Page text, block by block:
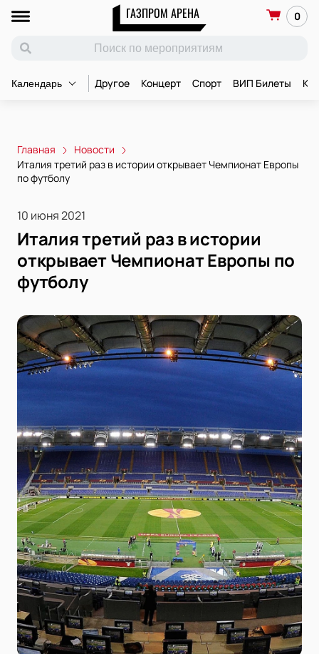
ГАЗПРОМ АРЕНА 0
Календарь Другое Концерт Спорт ВИП Билеты
Главная
Новости
Италия третий раз в истории открывает Чемпионат Европы
по футболу
10 июня 2021
Италия третий раз в истории
открывает Чемпионат Европы по
футболу